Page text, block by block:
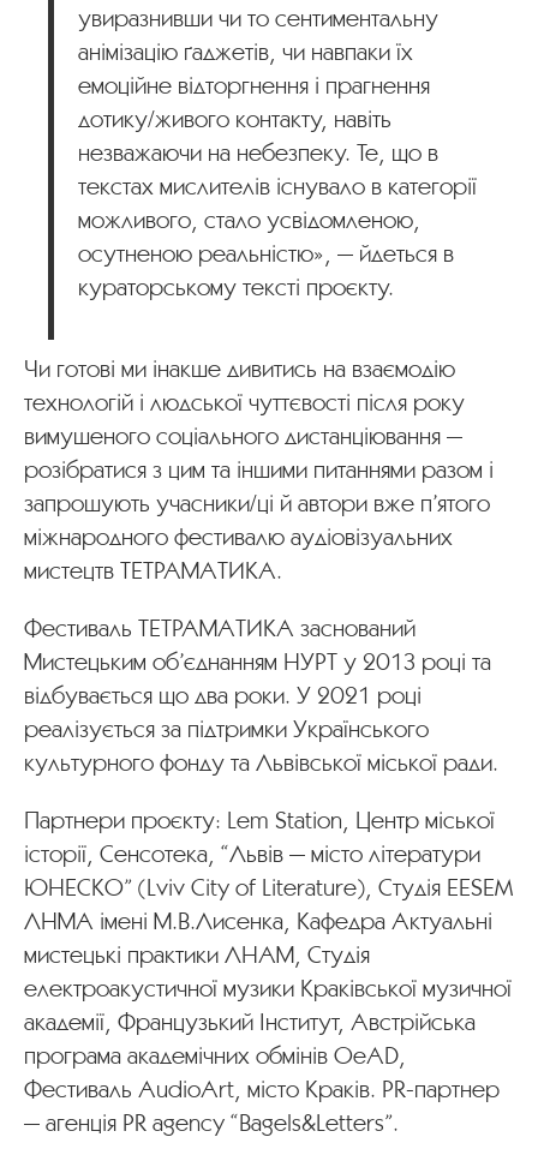
увиразнивши чи то сентиментальну
анімізацію ґаджетів, чи навпаки їх
емоційне відторгнення і прагнення
дотику/живого контакту, навіть
незважаючи на небезпеку. Те, що в
текстах мислителів існувало в категорії
можливого, стало усвідомленою,
осутненою реальністю», — йдеться в
кураторському тексті проєкту.
Чи готові ми інакше дивитись на взаємодію
технологій і людської чуттєвості після року
вимушеного соціального дистанціювання —
розібратися з цим та іншими питаннями разом і
запрошують учасники/ці й автори вже п’ятого
міжнародного фестивалю аудіовізуальних
мистецтв ТЕТРАМАТИКА.
Фестиваль ТЕТРАМАТИКА заснований
Мистецьким об’єднанням НУРТ у 2013 році та
відбувається що два роки. У 2021 році
реалізується за підтримки Українського
культурного фонду та Львівської міської ради.
Партнери проєкту: Lem Station, Центр міської
історії, Сенсотека, “Львів — місто літератури
ЮНЕСКО” (Lviv City of Literature), Студія EESEM
ЛНМА імені М.В.Лисенка, Кафедра Актуальні
мистецькі практики ЛНАМ, Студія
електроакустичної музики Краківської музичної
академії, Французький Інститут, Австрійська
програма академічних обмінів OeAD,
Фестиваль AudioArt, місто Краків. PR-партнер
— агенція PR agency “Bagels&Letters”.